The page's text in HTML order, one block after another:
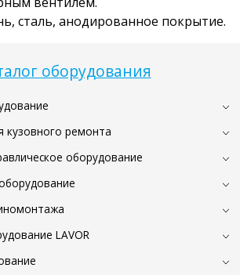
оборудования
кузовного ремонта
оборудование
LAVOR
сталь, анодированное покрытие.